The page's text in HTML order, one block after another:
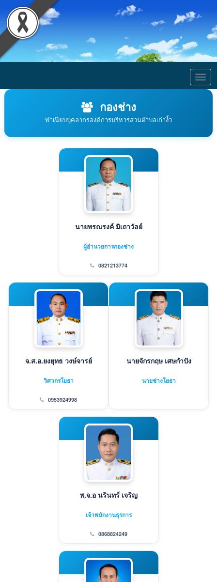
กองช่าง
ทำเนียบบุคลากรองค์การบริหารส่วนตำบลเก่างิ้ว
นายพรณรงค์ มิเถาวัลย์
ผู้อำนวยการกองช่าง
0821213774
จ.ส.อ.ยงยุทธ วงษ์จารย์
วิศวกรโยธา
0953924998
นายจักรกฤษ เศษกำปัง
นายช่างโยธา
พ.จ.อ นรินทร์ เจริญ
เจ้าพนักงานธุรการ
0868824249